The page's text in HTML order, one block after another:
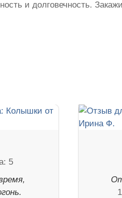
и долговечность.